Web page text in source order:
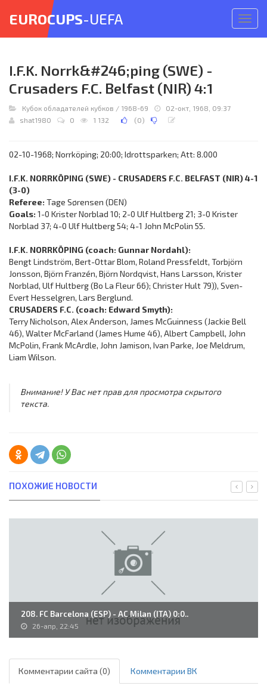
меню
EUROCUPS-UEFA
I.F.K. Norrk&#246;ping (SWE) -
Crusaders F.C. Belfast (NIR) 4:1
Кубок обладателей кубков / 1968-69
02-окт, 1968, 09:37
shat1980
0 1 132 (0)
02-10-1968; Norrköping; 20:00; Idrottsparken; Att: 8.000
I.F.K. NORRKÖPING (SWE) - CRUSADERS F.C. BELFAST (NIR) 4-1
(3-0)
Referee: Tage Sørensen (DEN)
Goals: 1-0 Krister Norblad 10; 2-0 Ulf Hultberg 21; 3-0 Krister
Norblad 37; 4-0 Ulf Hultberg 54; 4-1 John McPolin 55.
I.F.K. NORRKÖPING (coach: Gunnar Nordahl):
Bengt Lindström, Bert-Ottar Blom, Roland Pressfeldt, Torbjörn
Jonsson, Björn Franzén, Björn Nordqvist, Hans Larsson, Krister
Norblad, Ulf Hultberg (Bo La Fleur 66); Christer Hult 79)), Sven-
Evert Hesselgren, Lars Berglund.
CRUSADERS F.C. (coach: Edward Smyth):
Terry Nicholson, Alex Anderson, James McGuinness (Jackie Bell
46), Walter McFarland (James Hume 46), Albert Campbell, John
McPolin, Frank McArdle, John Jamison, Ivan Parke, Joe Meldrum,
Liam Wilson.
Внимание! У Вас нет прав для просмотра скрытого
текста.
ПОХОЖИЕ НОВОСТИ
208. FC Barcelona (ESP) - AC Milan (ITA) 0:0..
26-апр, 22:45
Комментарии сайта (0) Комментарии ВК